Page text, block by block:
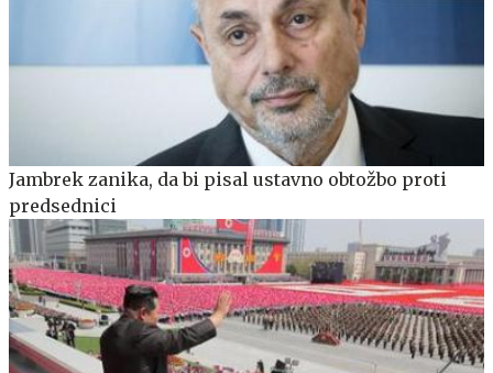
Jambrek zanika, da bi pisal ustavno obtožbo proti
predsednici